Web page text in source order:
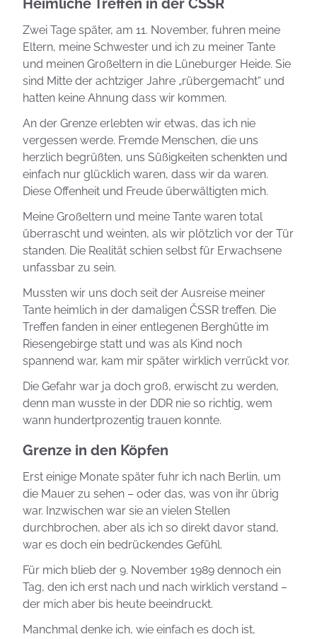
Heimliche Treffen in der ČSSR
Zwei Tage später, am 11. November, fuhren meine
Eltern, meine Schwester und ich zu meiner Tante
und meinen Großeltern in die Lüneburger Heide. Sie
sind Mitte der achtziger Jahre „rübergemacht“ und
hatten keine Ahnung dass wir kommen.
An der Grenze erlebten wir etwas, das ich nie
vergessen werde. Fremde Menschen, die uns
herzlich begrüßten, uns Süßigkeiten schenkten und
einfach nur glücklich waren, dass wir da waren.
Diese Offenheit und Freude überwältigten mich.
Meine Großeltern und meine Tante waren total
überrascht und weinten, als wir plötzlich vor der Tür
standen. Die Realität schien selbst für Erwachsene
unfassbar zu sein.
Mussten wir uns doch seit der Ausreise meiner
Tante heimlich in der damaligen ČSSR treffen. Die
Treffen fanden in einer entlegenen Berghütte im
Riesengebirge statt und was als Kind noch
spannend war, kam mir später wirklich verrückt vor.
Die Gefahr war ja doch groß, erwischt zu werden,
denn man wusste in der DDR nie so richtig, wem
wann hundertprozentig trauen konnte.
Grenze in den Köpfen
Erst einige Monate später fuhr ich nach Berlin, um
die Mauer zu sehen – oder das, was von ihr übrig
war. Inzwischen war sie an vielen Stellen
durchbrochen, aber als ich so direkt davor stand,
war es doch ein bedrückendes Gefühl.
Für mich blieb der 9. November 1989 dennoch ein
Tag, den ich erst nach und nach wirklich verstand –
der mich aber bis heute beeindruckt.
Manchmal denke ich, wie einfach es doch ist,